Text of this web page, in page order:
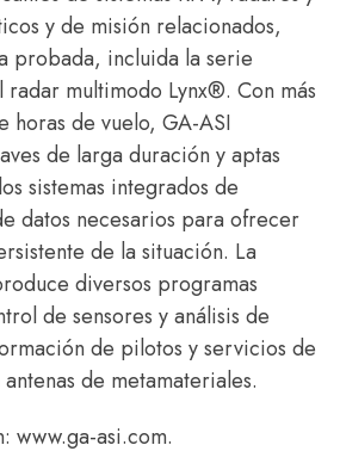
y de misión relacionados,
probada, incluida la serie
multimodo Lynx®. Con más
horas de vuelo, GA-ASI
de larga duración y aptas
sistemas integrados de
datos necesarios para ofrecer
de la situación. La
diversos programas
de sensores y análisis de
de pilotos y servicios de
de metamateriales.
www.ga-asi.com.